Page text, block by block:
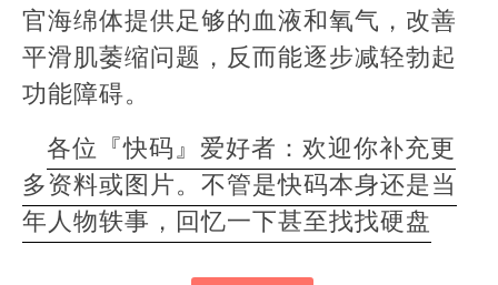
官海绵体提供足够的血液和氧气，改善
平滑肌萎缩问题，反而能逐步减轻勃起
功能障碍。
各位『快码』爱好者：欢迎你补充更
多资料或图片。不管是快码本身还是当
年人物轶事，回忆一下甚至找找硬盘